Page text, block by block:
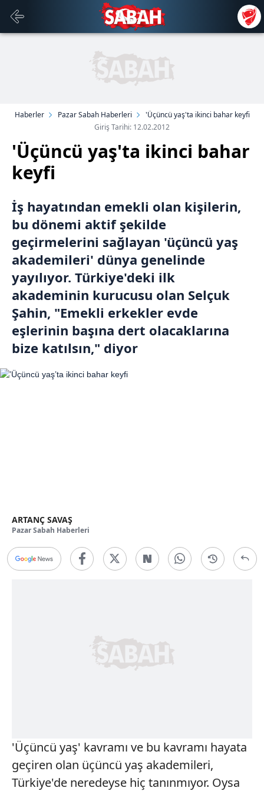
Haberler Pazar Sabah Haberleri
'Üçüncü yaş'ta ikinci bahar keyfi
Giriş Tarihi: 12.02.2012
'Üçüncü yaş'ta ikinci bahar
keyfi
İş hayatından emekli olan kişilerin,
bu dönemi aktif şekilde
geçirmelerini sağlayan 'üçüncü yaş
akademileri' dünya genelinde
yayılıyor. Türkiye'deki ilk
akademinin kurucusu olan Selçuk
Şahin, "Emekli erkekler evde
eşlerinin başına dert olacaklarına
bize katılsın," diyor
ARTANÇ SAVAŞ
Pazar Sabah Haberleri
'Üçüncü yaş' kavramı ve bu kavramı hayata
geçiren olan üçüncü yaş akademileri,
Türkiye'de neredeyse hiç tanınmıyor. Oysa